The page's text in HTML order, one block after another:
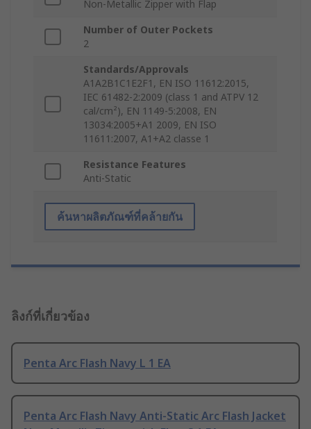
Non-Metallic Zipper with Flap
Number of Outer Pockets
2
Standards/Approvals
A1A2B1C1E2F1, EN ISO 11612:2015,
IEC 61482-2:2009 (class 1 and ATPV 12
cal/cm²), EN 1149-5:2008, EN
13034:2005+A1 2009, EN ISO
11611:2007, A1+A2 classe 1
Resistance Features
Anti-Static
ค้นหาผลิตภัณฑ์ที่คล้ายกัน
ลิงก์ที่เกี่ยวข้อง
Penta Arc Flash Navy L 1 EA
Penta Arc Flash Navy Anti-Static Arc Flash Jacket